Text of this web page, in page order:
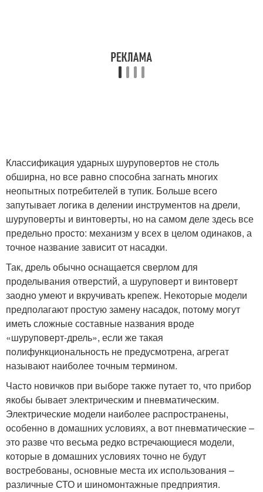
Классификация ударных шуруповертов не столь
обширна, но все равно способна загнать многих
неопытных потребителей в тупик. Больше всего
запутывает логика в делении инструментов на дрели,
шуруповерты и винтоверты, но на самом деле здесь все
предельно просто: механизм у всех в целом одинаков, а
точное название зависит от насадки.
Так, дрель обычно оснащается сверлом для
проделывания отверстий, а шуруповерт и винтоверт
заодно умеют и вкручивать крепеж. Некоторые модели
предполагают простую замену насадок, потому могут
иметь сложные составные названия вроде
«шуруповерт-дрель», если же такая
полифункциональность не предусмотрена, агрегат
называют наиболее точным термином.
Часто новичков при выборе также путает то, что прибор
якобы бывает электрическим и пневматическим.
Электрические модели наиболее распространены,
особенно в домашних условиях, а вот пневматические –
это разве что весьма редко встречающиеся модели,
которые в домашних условиях точно не будут
востребованы, основные места их использования –
различные СТО и шиномонтажные предприятия.